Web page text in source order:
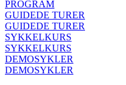
PROGRAM
GUIDEDE TURER
GUIDEDE TURER
SYKKELKURS
SYKKELKURS
DEMOSYKLER
DEMOSYKLER